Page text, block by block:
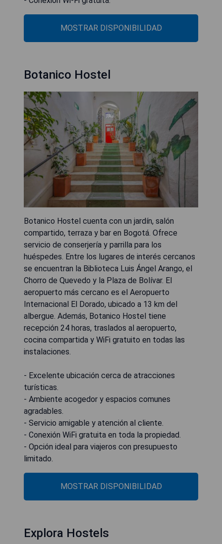
MOSTRAR DISPONIBILIDAD
Botanico Hostel
Botanico Hostel cuenta con un jardín, salón
compartido, terraza y bar en Bogotá. Ofrece
servicio de conserjería y parrilla para los
huéspedes. Entre los lugares de interés cercanos
se encuentran la Biblioteca Luis Ángel Arango, el
Chorro de Quevedo y la Plaza de Bolívar. El
aeropuerto más cercano es el Aeropuerto
Internacional El Dorado, ubicado a 13 km del
albergue. Además, Botanico Hostel tiene
recepción 24 horas, traslados al aeropuerto,
cocina compartida y WiFi gratuito en todas las
instalaciones.
- Excelente ubicación cerca de atracciones
turísticas.
- Ambiente acogedor y espacios comunes
agradables.
- Servicio amigable y atención al cliente.
- Conexión WiFi gratuita en toda la propiedad.
- Opción ideal para viajeros con presupuesto
limitado.
MOSTRAR DISPONIBILIDAD
Explora Hostels